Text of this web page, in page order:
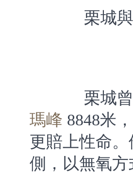
栗城
栗城
瑪峰 8848米
更賠上性命
側，以無氧